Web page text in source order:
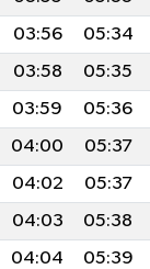
03:56 05:34
03:58 05:35
03:59 05:36
04:00 05:37
04:02 05:37
04:03 05:38
04:04 05:39